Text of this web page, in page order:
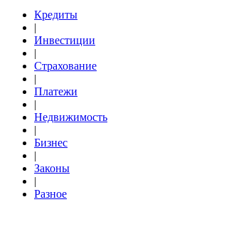
Кредиты
|
Инвестиции
|
Страхование
|
Платежи
|
Недвижимость
|
Бизнес
|
Законы
|
Разное